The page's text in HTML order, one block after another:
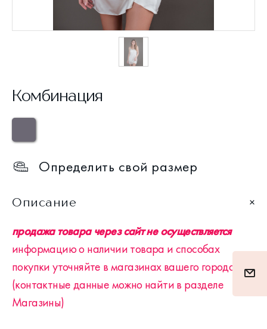
Комбинация
Определить свой размер
Описание
продажа товара через сайт не осуществляется
информацию о наличии товара и способах
покупки уточняйте в магазинах вашего города
(контактные данные можно найти в разделе
Магазины)